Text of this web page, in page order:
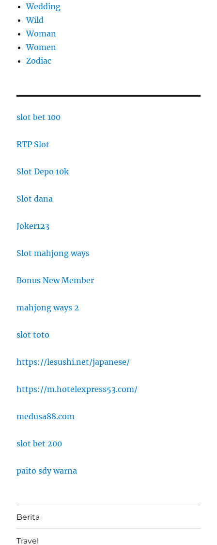
Wedding
Wild
Woman
Women
Zodiac
slot bet 100
RTP Slot
Slot Depo 10k
Slot dana
Joker123
Slot mahjong ways
Bonus New Member
mahjong ways 2
slot toto
https://lesushi.net/japanese/
https://m.hotelexpress53.com/
medusa88.com
slot bet 200
paito sdy warna
Berita
Travel